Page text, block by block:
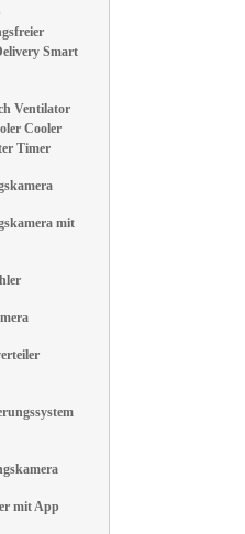
Smart
Ventilator
Cooler
Timer
mit
mit App